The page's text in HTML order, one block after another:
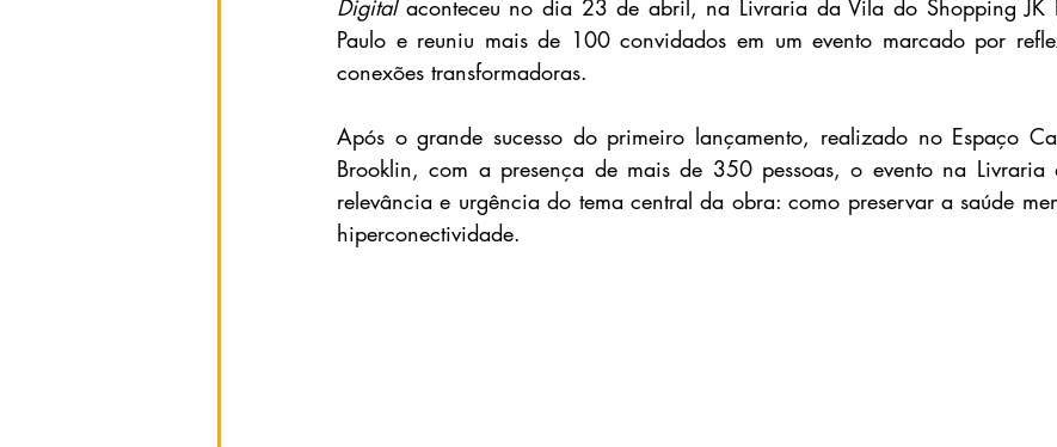
Digital aconteceu no dia 23 de abril, na Livraria da Vila do Shopping JK
Paulo e reuniu mais de 100 convidados em um evento marcado por
conexões transformadoras.
Após o grande sucesso do primeiro lançamento, realizado no Espaço
Brooklin, com a presença de mais de 350 pessoas, o evento na
relevância e urgência do tema central da obra: como preservar a saúde
hiperconectividade.